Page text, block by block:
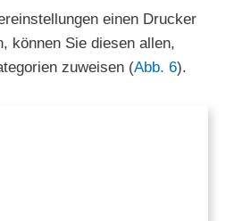
einen Drucker
können Sie diesen allen,
zuweisen (Abb. 6).